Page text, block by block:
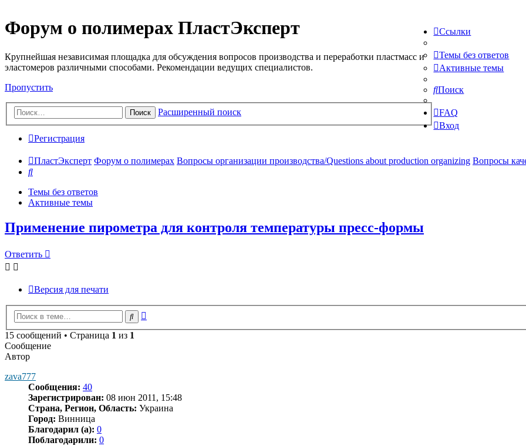
Форум о полимерах ПластЭксперт
Крупнейшая независимая площадка для обсуждения вопросов производства и переработки пластмасс и
эластомеров различными способами. Рекомендации ведущих специалистов.
Пропустить
Поиск Расширенный поиск
Ссылки
Темы без ответов
Активные темы
Поиск
FAQ
Вход
Регистрация
ПластЭксперт Форум о полимерах Вопросы организации производства/Questions about production organizing Вопросы
Поиск
Темы без ответов
Активные темы
Применение пирометра для контроля температуры пресс-формы
Ответить
Версия для печати
Поиск
15 сообщений • Страница 1 из 1
Сообщение
Автор
zava777
Сообщения: 40
Зарегистрирован: 08 июн 2011, 15:48
Страна, Регион, Область: Украина
Город: Винница
Благодарил (а): 0
Поблагодарили: 0